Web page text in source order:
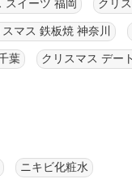
スイーツ 福岡 クリ
マス 鉄板焼 神奈川
葉 クリスマス デー
ニキビ化粧水